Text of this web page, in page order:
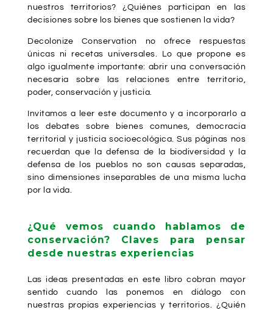
nuestros territorios? ¿Quiénes participan en las
decisiones sobre los bienes que sostienen la vida?
Decolonize Conservation no ofrece respuestas
únicas ni recetas universales. Lo que propone es
algo igualmente importante: abrir una conversación
necesaria sobre las relaciones entre territorio,
poder, conservación y justicia.
Invitamos a leer este documento y a incorporarlo a
los debates sobre bienes comunes, democracia
territorial y justicia socioecológica. Sus páginas nos
recuerdan que la defensa de la biodiversidad y la
defensa de los pueblos no son causas separadas,
sino dimensiones inseparables de una misma lucha
por la vida.
¿Qué vemos cuando hablamos de
conservación? Claves para pensar
desde nuestras experiencias
Las ideas presentadas en este libro cobran mayor
sentido cuando las ponemos en diálogo con
nuestras propias experiencias y territorios. ¿Quién